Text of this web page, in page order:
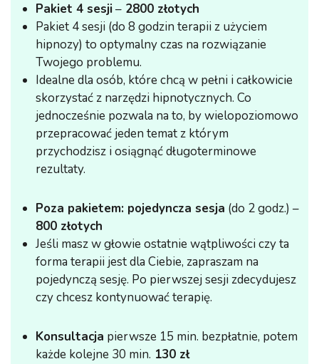
Pakiet 4 sesji– 2800 złotych
Pakiet 4 sesji (do 8 godzin terapii z użyciem
hipnozy) to optymalny czas na rozwiązanie
Twojego problemu.
Idealne dla osób, które chcą w pełni i całkowicie
skorzystać z narzędzi hipnotycznych. Co
jednocześnie pozwala na to, by wielopoziomowo
przepracować jeden temat z którym
przychodzisz i osiągnąć długoterminowe
rezultaty.
Poza pakietem: pojedyncza sesja (do 2 godz.) –
800 złotych
Jeśli masz w głowie ostatnie wątpliwości czy ta
forma terapii jest dla Ciebie, zapraszam na
pojedynczą sesję. Po pierwszej sesji zdecydujesz
czy chcesz kontynuować terapię.
Konsultacja pierwsze 15 min. bezpłatnie, potem
każde kolejne 30 min. 130 zł